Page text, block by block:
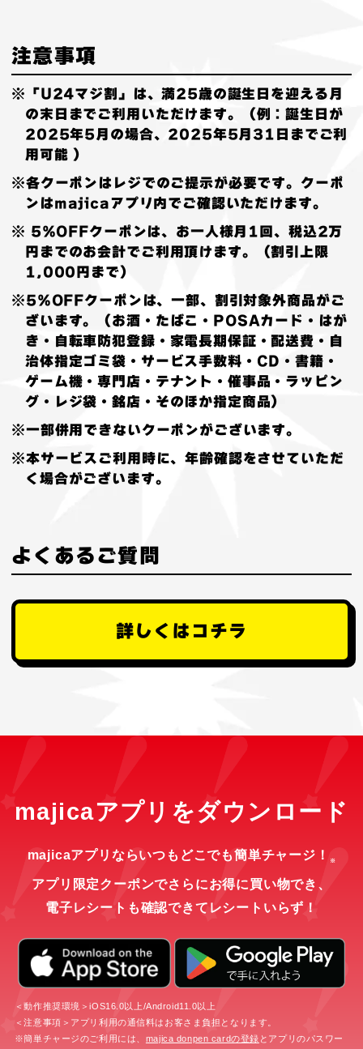
注意事項
※「U24マジ割」は、満25歳の誕生日を迎える月
の末日までご利用いただけます。（例：誕生日が
2025年5月の場合、2025年5月31日までご利
用可能 ）
※各クーポンはレジでのご提示が必要です。クーポ
ンはmajicaアプリ内でご確認いただけます。
※ 5％OFFクーポンは、お一人様月1回、税込2万
円までのお会計でご利用頂けます。（割引上限
1,000円まで）
※5％OFFクーポンは、一部、割引対象外商品がご
ざいます。（お酒・たばこ・POSAカード・はが
き・自転車防犯登録・家電長期保証・配送費・自
治体指定ゴミ袋・サービス手数料・CD・書籍・
ゲーム機・専門店・テナント・催事品・ラッピン
グ・レジ袋・銘店・そのほか指定商品）
※一部併用できないクーポンがございます。
※本サービスご利用時に、年齢確認をさせていただ
く場合がございます。
よくあるご質問
詳しくはコチラ
majicaアプリをダウンロード
majicaアプリならいつもどこでも簡単チャージ！ ※
アプリ限定クーポンでさらにお得に買い物でき、
電子レシートも確認できてレシートいらず！
＜動作推奨環境＞iOS16.0以上/Android11.0以上
＜注意事項＞アプリ利用の通信料はお客さま負担となります。
※簡単チャージのご利用には、 majica donpen cardの登録 とアプリのパスワー